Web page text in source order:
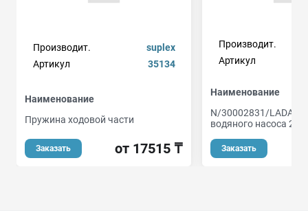
Производит.
suplex
Артикул
35134
Наименование
Пружина ходовой части
Заказать от 17515 ₸
Производит.
Артикул
Наименование
N/30002831/LADA/
водяного насоса
Заказать